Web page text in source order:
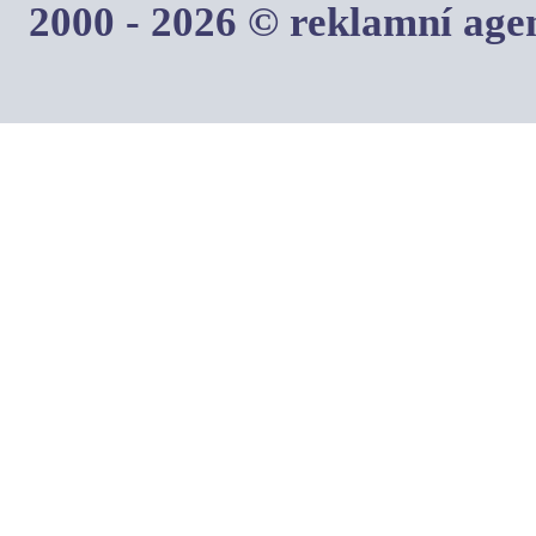
2000 - 2026 © reklamní